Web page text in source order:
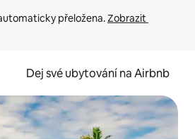
přeložena. Zobrazit
Dej své ubytování na Airbnb